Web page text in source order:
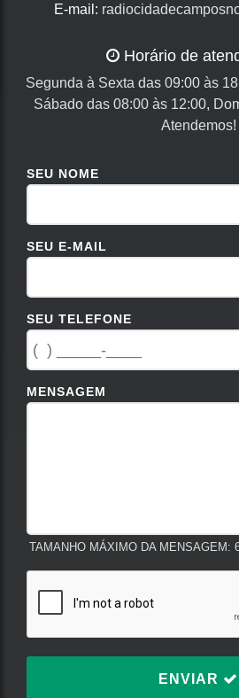
E-mail:
Horário de
Segunda à Sexta das 09:00 às
Sábado das 08:00 às 12:00,
Atendemos!
SEU NOME
SEU E-MAIL
SEU TELEFONE
MENSAGEM
TAMANHO MÁXIMO DA MENSAGEM:
ENVIAR